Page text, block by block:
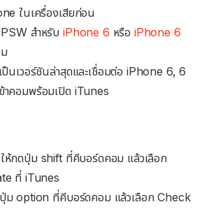
ในเครื่องเสียก่อน
สำหรับ iPhone 6 หรือ iPhone 6
นเวอร์ชันล่าสุดและเชื่อมต่อ iPhone 6, 6
าคอมพร้อมเปิด iTunes
ห้กดปุ่ม shift ที่คีบอร์ดคอม แล้วเลือก
ที่ iTunes
ม option ที่คีบอร์ดคอม แล้วเลือก Check